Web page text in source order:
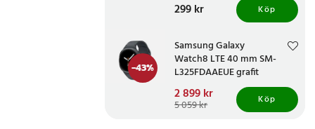
Pris:299 kr
299 kr Köp
-43%
Samsung Galaxy
Watch8 LTE 40 mm SM-
L325FDAAEUE grafit
Nuvarande pris:
2 899 krTidigare pris:
5 059 kr
2 899 kr
5 059 kr Köp